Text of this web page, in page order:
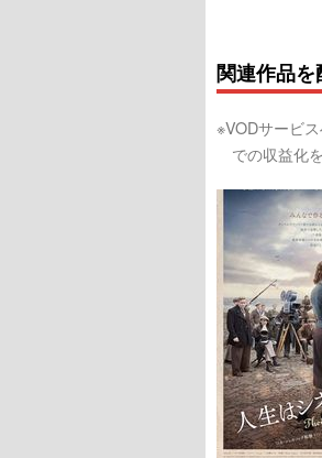
関連作品
※VODサービ
での収益化